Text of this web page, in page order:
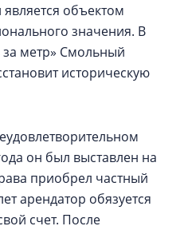
объектом
значения. В
метр» Смольный
историческую
он был выставлен на
приобрел частный
арендатор обязуется
счет. После